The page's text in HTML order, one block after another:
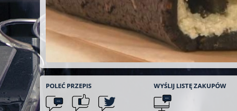
POLEĆ PRZEPIS WYŚLIJ LISTĘZAKUPÓW